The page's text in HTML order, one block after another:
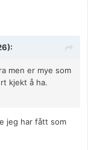
men er mye som
kjekt å ha.
jeg har fått som